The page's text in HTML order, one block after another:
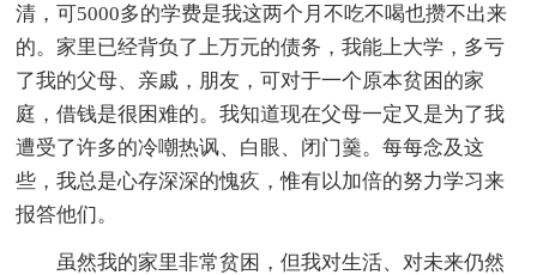
清，可5000多的学费是我这两个月不吃不喝也攒不出来
的。家里已经背负了上万元的债务，我能上大学，多亏
了我的父母、亲戚，朋友，可对于一个原本贫困的家
庭，借钱是很困难的。我知道现在父母一定又是为了我
遭受了许多的冷嘲热讽、白眼、闭门羹。每每念及这
些，我总是心存深深的愧疚，惟有以加倍的努力学习来
报答他们。
虽然我的家里非常贫困，但我对生活、对未来仍然